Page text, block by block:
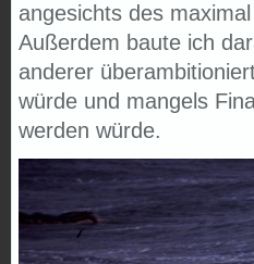
angesichts des
Außerdem baute ich
anderer
würde und mangels
werden würde.